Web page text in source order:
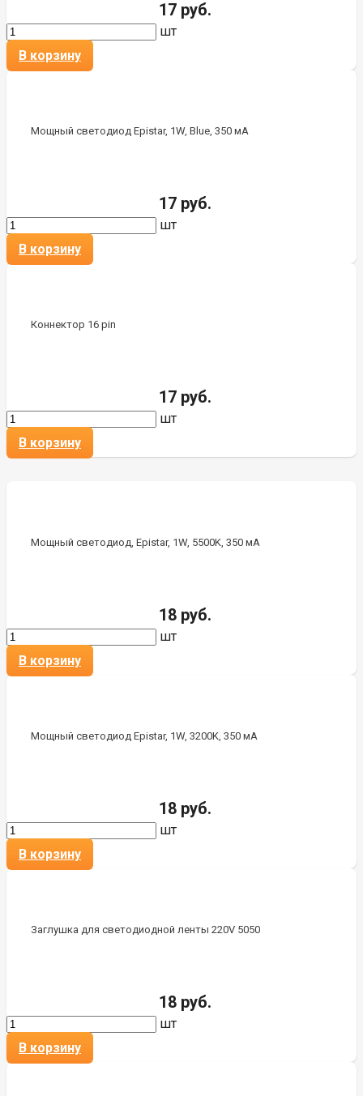
17 руб.
шт
В корзину
Мощный светодиод Epistar, 1W, Blue, 350 мА
17 руб.
шт
В корзину
Коннектор 16 pin
17 руб.
шт
В корзину
Мощный светодиод, Epistar, 1W, 5500K, 350 мА
18 руб.
шт
В корзину
Мощный светодиод Epistar, 1W, 3200K, 350 мА
18 руб.
шт
В корзину
Заглушка для светодиодной ленты 220V 5050
18 руб.
шт
В корзину